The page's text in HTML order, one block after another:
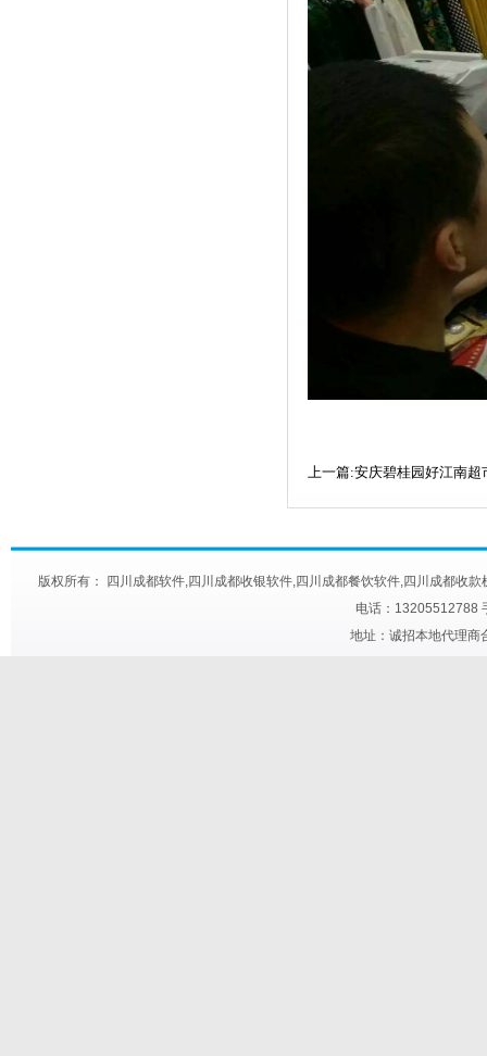
上一篇:安庆碧桂园好江南超
版权所有： 四川成都软件,四川成都收银软件,四川成都餐饮软件,四川成都收
电话：13205512788
地址：诚招本地代理商